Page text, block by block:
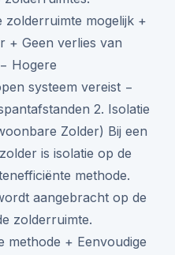
mogelijk +
+ Geen verlies van
Hogere
systeem vereist −
2. Isolatie
Zolder) Bij een
is isolatie op de
methode.
aangebracht op de
zolderruimte.
methode + Eenvoudige